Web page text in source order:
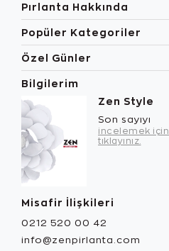
Pırlanta Hakkında
Popüler Kategoriler
Özel Günler
Bilgilerim
Zen Style
Son sayıyı
incelemek için
tıklayınız.
Misafir İlişkileri
0212 520 00 42
info@zenpirlanta.com